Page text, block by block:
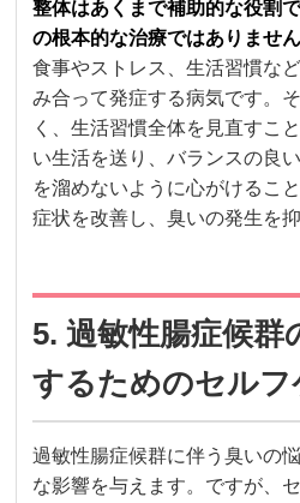
整体はあくまで補助的な役割
の根本的な治療ではありません
食事やストレス、生活習慣な
み合って発症する病気です。
く、生活習慣全体を見直すこ
い生活を送り、バランスの良
を溜めないように心がけるこ
症状を改善し、臭いの発生を
5. 過敏性腸症候群
するためのセルフ
過敏性腸症候群に伴う臭いの
な影響を与えます。ですが、